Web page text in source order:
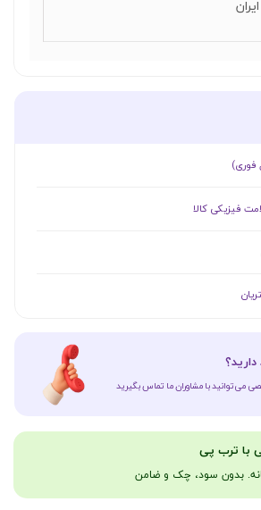
ایران
فیزیکی کالا
فوری)
می‌توانید با مشاوران ما تماس بگیرید
با ترب پی